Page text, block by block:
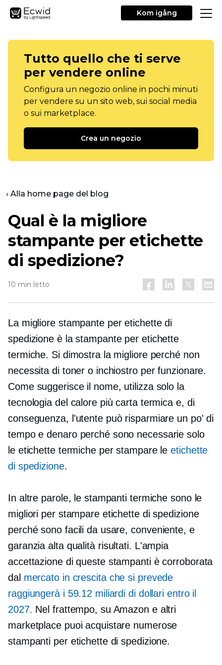
Kom igång
Tutto quello che ti serve
per vendere online
Configura un negozio online in pochi minuti
per vendere su un sito web, sui social media
o sui marketplace.
Crea un negozio
‹ Alla home page del blog
Qual è la migliore
stampante per etichette
di spedizione?
10 min letto
La migliore stampante per etichette di
spedizione è la stampante per etichette
termiche. Si dimostra la migliore perché non
necessita di toner o inchiostro per funzionare.
Come suggerisce il nome, utilizza solo la
tecnologia del calore più carta termica e, di
conseguenza, l'utente può risparmiare un po' di
tempo e denaro perché sono necessarie solo
le etichette termiche per stampare leetichette
di spedizione.
In altre parole, le stampanti termiche sono le
migliori per stampare etichette di spedizione
perché sono facili da usare,conveniente, e
garanziaalta qualitàrisultati. L'ampia
accettazione di queste stampanti è corroborata
dal mercato in crescita che si prevede
raggiungerà i 59.12 miliardi di dollari entro il
2027. Nel frattempo, su Amazon e altri
marketplace puoi acquistare numerose
stampanti per etichette di spedizione.